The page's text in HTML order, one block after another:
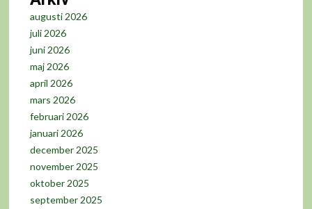
augusti 2026
juli 2026
juni 2026
maj 2026
april 2026
mars 2026
februari 2026
januari 2026
december 2025
november 2025
oktober 2025
september 2025